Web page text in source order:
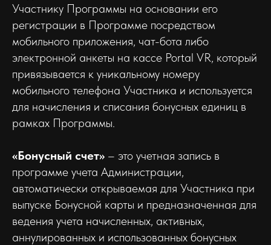
Участнику Программы на основании его
регистрации в Программе посредством
мобильного приложения, чат-бота либо
электронной анкеты на кассе Portal VR, который
привязывается к уникальному номеру
мобильного телефона Участника и используется
для начисления и списания бонусных единиц в
рамках Программы.
«Бонусный счет» – это учетная запись в
программе учета Администрации,
автоматически открываемая для Участника при
выпуске Бонусной карты и предназначенная для
ведения учета начисленных, активных,
аннулированных и использованных бонусных